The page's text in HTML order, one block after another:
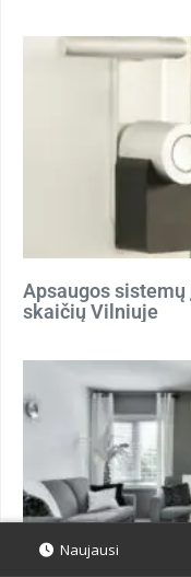
Apsaugos
skaičių Vilniuje
Naujausi